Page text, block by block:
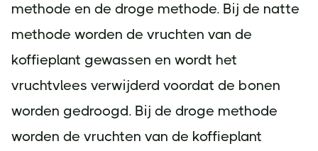
methode en de droge methode. Bij de natte
methode worden de vruchten van de
koffieplant gewassen en wordt het
vruchtvlees verwijderd voordat de bonen
worden gedroogd. Bij de droge methode
worden de vruchten van de koffieplant